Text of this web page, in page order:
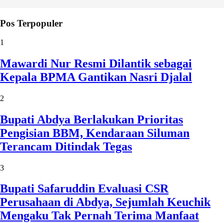
Pos Terpopuler
1
Mawardi Nur Resmi Dilantik sebagai
Kepala BPMA Gantikan Nasri Djalal
2
Bupati Abdya Berlakukan Prioritas
Pengisian BBM, Kendaraan Siluman
Terancam Ditindak Tegas
3
Bupati Safaruddin Evaluasi CSR
Perusahaan di Abdya, Sejumlah Keuchik
Mengaku Tak Pernah Terima Manfaat